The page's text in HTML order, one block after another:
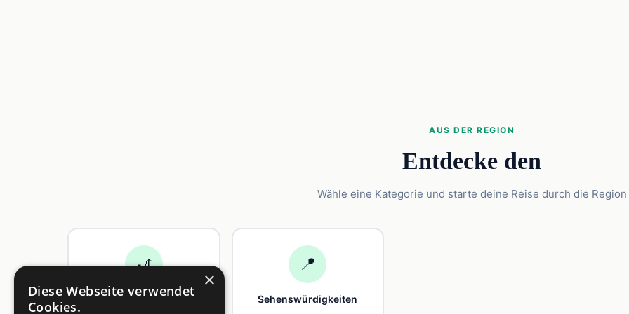
AUS DER REGION
Entdecke den
Wähle eine Kategorie und starte deine Reise durch die Region
🎢
Freizeit
📍
Sehenswürdigkeiten
×
Diese Webseite verwendet
Cookies.